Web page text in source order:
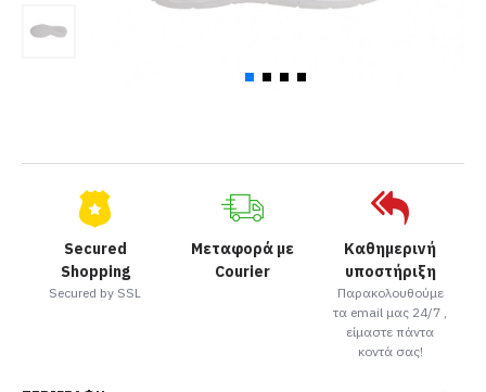
Secured
Shopping
Secured by SSL
Μεταφορά με
Courier
Καθημερινή
υποστήριξη
Παρακολουθούμε
τα email μας 24/7 ,
είμαστε πάντα
κοντά σας!